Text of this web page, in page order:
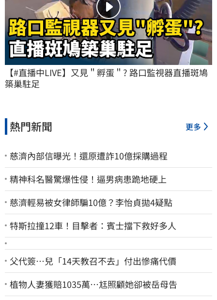
【#直播中LIVE】又見＂孵蛋＂? 路口監視器直播斑鳩
築巢駐足
熱門新聞 更多
慈濟內部信曝光！還原遭詐10億採購過程
精神科名醫驚爆性侵！逼男病患跪地硬上
慈濟輕易被女律師騙10億？李怡貞拋4疑點
特斯拉撞12車！目擊者：賓士擋下救好多人
父代簽…兒「14天教召不去」付出慘痛代價
植物人妻獲賠1035萬…尪照顧她卻被岳母告